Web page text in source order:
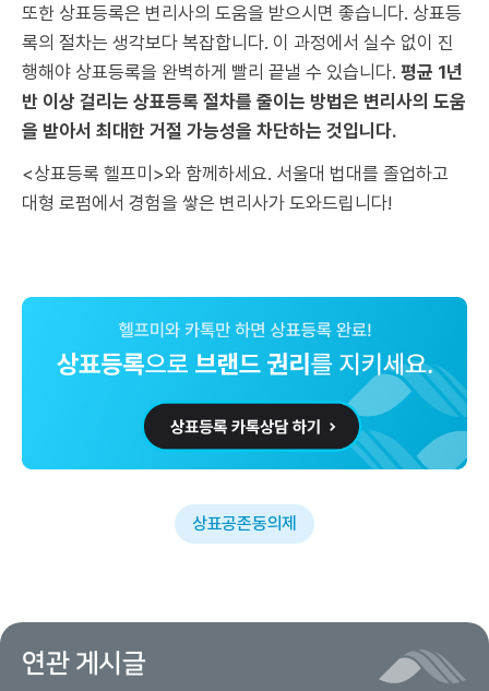
또한 상표등록은 변리사의 도움을 받으시면 좋습니다. 상표등
록의 절차는 생각보다 복잡합니다. 이 과정에서 실수 없이 진
행해야 상표등록을 완벽하게 빨리 끝낼 수 있습니다. 평균 1년
반 이상 걸리는 상표등록 절차를 줄이는 방법은 변리사의 도움
을 받아서 최대한 거절 가능성을 차단하는 것입니다.
<상표등록 헬프미>와 함께하세요. 서울대 법대를 졸업하고
대형 로펌에서 경험을 쌓은 변리사가 도와드립니다!
상표공존동의제
연관 게시글